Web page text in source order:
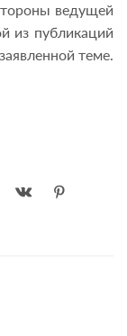
ведущей
из публикаций
теме.